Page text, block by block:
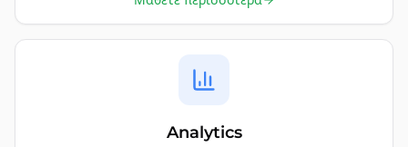
Analytics